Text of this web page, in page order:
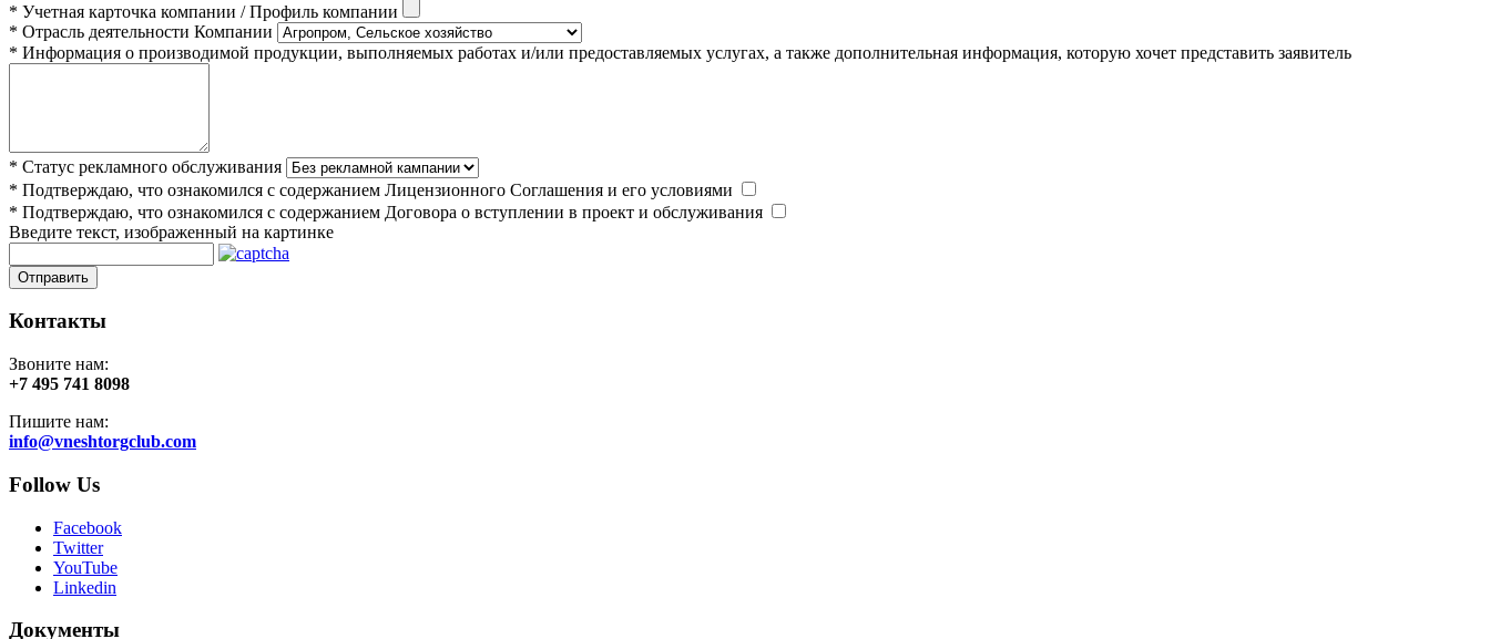
* Учетная карточка компании / Профиль компании
* Отрасль деятельности Компании
* Информация о производимой продукции, выполняемых работах и/или предоставляемых услугах, а также дополнительная информация, которую хочет представить заявитель
* Статус рекламного обслуживания
* Подтверждаю, что ознакомился с содержанием Лицензионного Соглашения и его условиями
* Подтверждаю, что ознакомился с содержанием Договора о вступлении в проект и обслуживания
Введите текст, изображенный на картинке
Отправить
Контакты
Звоните нам:
+7 495 741 8098
Пишите нам:
info@vneshtorgclub.com
Follow Us
Facebook
Twitter
YouTube
Linkedin
Документы